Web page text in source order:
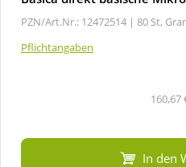
PZN/Art.Nr.: 12472514 | 80 St,
Pflichtangaben
In den